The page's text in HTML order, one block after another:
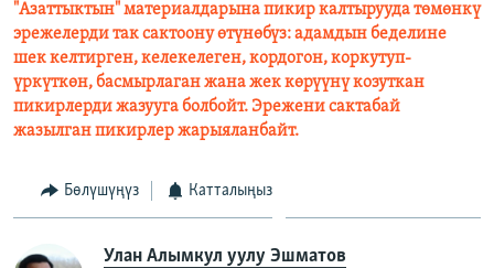
"Азаттыктын" материалдарына пикир калтырууда төмөнкү
эрежелерди так сактоону өтүнөбүз: адамдын беделине
шек келтирген, келекелеген, кордогон, коркутуп-
үркүткөн, басмырлаган жана жек көрүүнү козуткан
пикирлерди жазууга болбойт. Эрежени сактабай
жазылган пикирлер жарыяланбайт.
Бөлүшүңүз Катталыңыз
Улан Алымкул уулу Эшматов